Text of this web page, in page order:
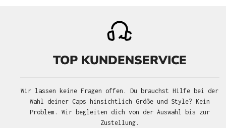
TOP KUNDENSERVICE
Wir lassen keine Fragen offen. Du brauchst Hilfe bei der
Wahl deiner Caps hinsichtlich Größe und Style? Kein
Problem. Wir begleiten dich von der Auswahl bis zur
Zustellung.